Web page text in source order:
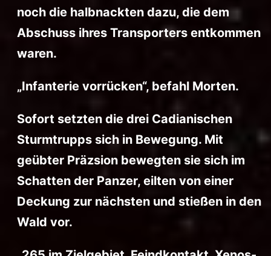
noch die halbnackten dazu, die dem
Abschuss ihres Transporters entkommen
waren.
„Infanterie vorrücken“, befahl Morten.
Sofort setzten die drei Cadianischen
Sturmtrupps sich in Bewegung. Mit
geübter Präzsion bewegten sie sich im
Schatten der Panzer, eilten von einer
Deckung zur nächsten und stießen in den
Wald vor.